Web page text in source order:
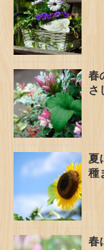
春
さ
夏
種
春